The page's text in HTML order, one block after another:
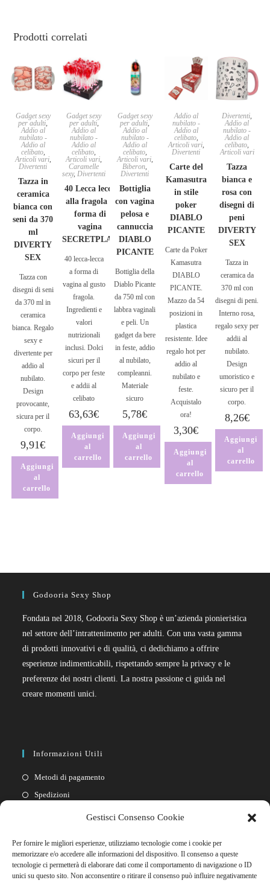
Gestisci Consenso Cookie
Per fornire le migliori esperienze, utilizziamo tecnologie come i cookie per
memorizzare e/o accedere alle informazioni del dispositivo. Il consenso a queste
tecnologie ci permetterà di elaborare dati come il comportamento di navigazione o ID
unici su questo sito. Non acconsentire o ritirare il consenso può influire negativamente
Prodotti correlati
Gadget sexy
per adulti,
Addio al
nubilato -
Addio al
celibato,
Articoli vari,
Divertenti
Tazza in
ceramica
bianca con
seni da 370
ml
DIVERTY
SEX
Tazza con
disegni di seni
da 370 ml in
ceramica
bianca. Regalo
sexy e
divertente per
addio al
nubilato.
Design
provocante,
sicura per il
corpo.
9,91€
Aggiungi
al
carrello
Gadget sexy
per adulti,
Addio al
nubilato -
Addio al
celibato,
Articoli vari,
Caramelle
sexy,Divertenti
40 Lecca lecca
alla fragola a
forma di
vagina
SECRETPLAY
40 lecca-lecca
a forma di
vagina al gusto
fragola.
Ingredienti e
valori
nutrizionali
inclusi. Dolci
sicuri per il
corpo per feste
e addii al
celibato
63,63€
Aggiungi
al
carrello
Gadget sexy
per adulti,
Addio al
nubilato -
Addio al
celibato,
Articoli vari,
Biberon,
Divertenti
Bottiglia
con vagina
pelosa e
cannuccia
DIABLO
PICANTE
Bottiglia della
Diablo Picante
da 750 ml con
labbra vaginali
e peli. Un
gadget da bere
in feste, addio
al nubilato,
compleanni.
Materiale
sicuro
5,78€
Aggiungi
al
carrello
Addio al
nubilato -
Addio al
celibato,
Articoli vari,
Divertenti
Carte del
Kamasutra
in stile
poker
DIABLO
PICANTE
Carte da Poker
Kamasutra
DIABLO
PICANTE.
Mazzo da 54
posizioni in
plastica
resistente. Idee
regalo hot per
addio al
nubilato e
feste.
Acquistalo
ora!
3,30€
Aggiungi
al
carrello
Divertenti,
Addio al
nubilato -
Addio al
celibato,
Articoli vari
Tazza
bianca e
rosa con
disegni di
peni
DIVERTY
SEX
Tazza in
ceramica da
370 ml con
disegni di peni.
Interno rosa,
regalo sexy per
addii al
nubilato.
Design
umoristico e
sicuro per il
corpo.
8,26€
Aggiungi
al
carrello
Godooria Sexy Shop
Fondata nel 2018, Godooria Sexy Shop è un’azienda pionieristica
nel settore dell’intrattenimento per adulti. Con una vasta gamma
di prodotti innovativi e di qualità, ci dedichiamo a offrire
esperienze indimenticabili, rispettando sempre la privacy e le
preferenze dei nostri clienti. La nostra passione ci guida nel
creare momenti unici.
Informazioni Utili
Metodi di pagamento
Spedizioni
Cookie policy
Link Rapidi